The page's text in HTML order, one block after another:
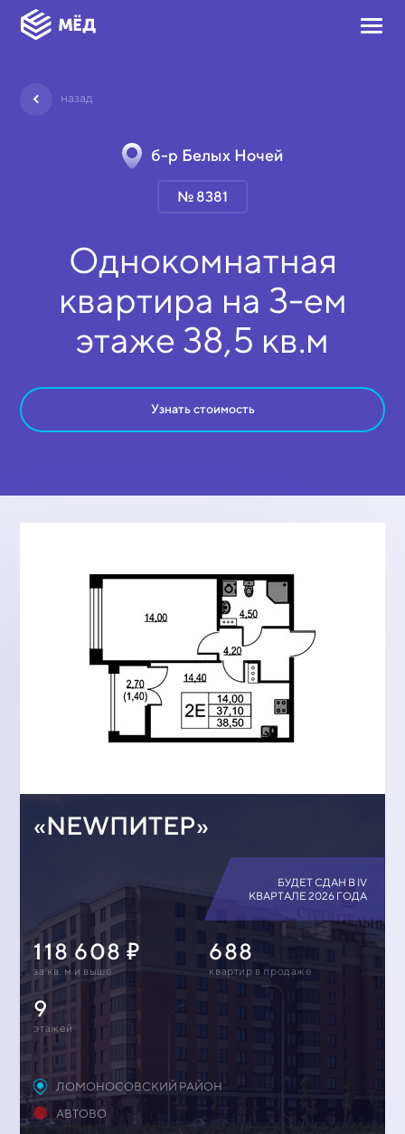
назад
б-р Белых Ночей
№ 8381
Однокомнатная
квартира на 3-ем
этаже 38,5 кв.м
Узнать стоимость
«NEWПИТЕР»
БУДЕТ СДАН В IV
КВАРТАЛЕ 2026 ГОДА
118 608
за кв. м и выше
688
квартир в продаже
9
этажей
ЛОМОНОСОВСКИЙ РАЙОН
АВТОВО